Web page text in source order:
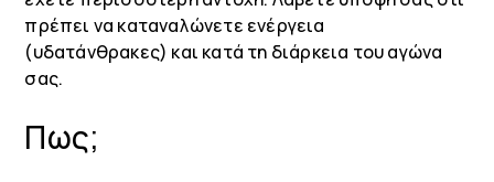
πρέπει να καταναλώνετε ενέργεια
(υδατάνθρακες) και κατά τη διάρκεια του αγώνα
σας.
Πως;